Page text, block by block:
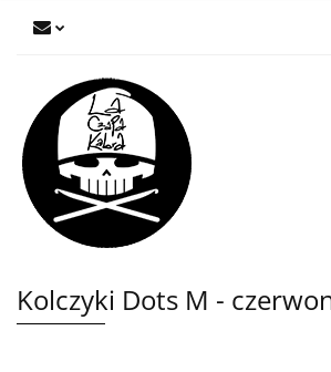
Kolczyki Dots M -